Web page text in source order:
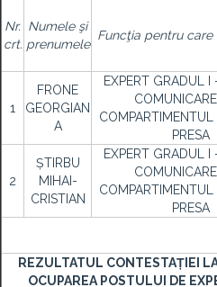
Nr.
crt.
Numele şi
prenumele
Funcţia pentru care
1
FRONE
GEORGIAN
A
EXPERT GRADUL I
COMPARTIMENTUL
PRESA
2
ȘTIRBU
MIHAI-
CRISTIAN
EXPERT GRADUL I
COMPARTIMENTUL
PRESA
REZULTATUL CONTESTAȚIEI
OCUPAREA POSTULUI DE